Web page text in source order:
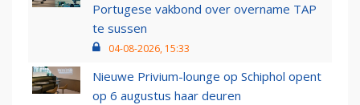
Portugese vakbond over overname TAP
te sussen
04-08-2026, 15:33
Nieuwe Privium-lounge op Schiphol opent
op 6 augustus haar deuren